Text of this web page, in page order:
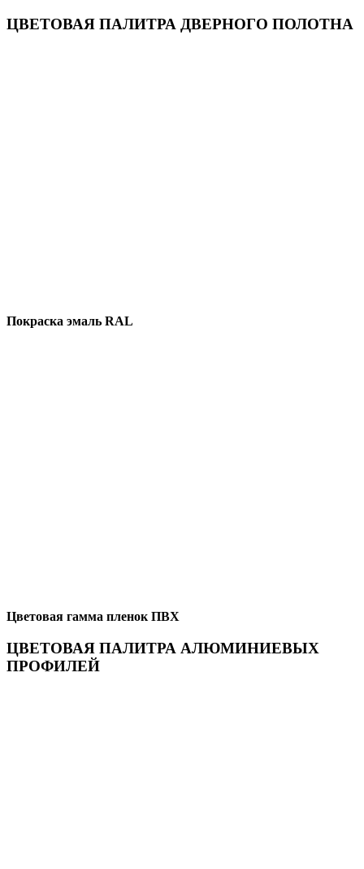
ЦВЕТОВАЯ ПАЛИТРА ДВЕРНОГО ПОЛОТНА
Покраска эмаль RAL
Цветовая гамма пленок ПВХ
ЦВЕТОВАЯ ПАЛИТРА АЛЮМИНИЕВЫХ
ПРОФИЛЕЙ